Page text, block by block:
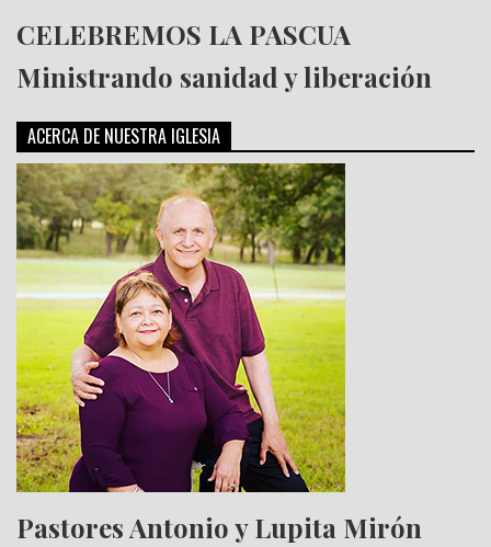
CELEBREMOS LA PASCUA
Ministrando sanidad y liberación
ACERCA DE NUESTRA IGLESIA
Pastores Antonio y Lupita Mirón